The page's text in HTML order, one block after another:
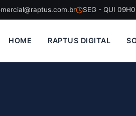
SEG - QUI
HOME RAPTUS DIGITAL